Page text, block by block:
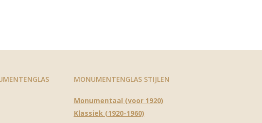
MONUMENTENGLAS STIJLEN
Monumentaal (voor 1920)
Klassiek (1920-1960)